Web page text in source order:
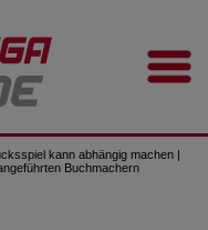
kann abhängig machen |
Buchmachern